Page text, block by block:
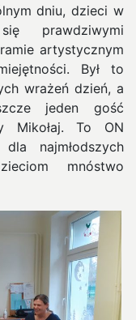
dniu, dzieci w
prawdziwymi
artystycznym
Był to
wrażeń dzień, a
jeden gość
Mikołaj. To ON
najmłodszych
mnóstwo